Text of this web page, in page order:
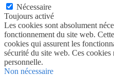
Nécessaire
Toujours activé
Les cookies sont absolument
fonctionnement du site web.
cookies qui assurent les
sécurité du site web. Ces
personnelle.
Non nécessaire